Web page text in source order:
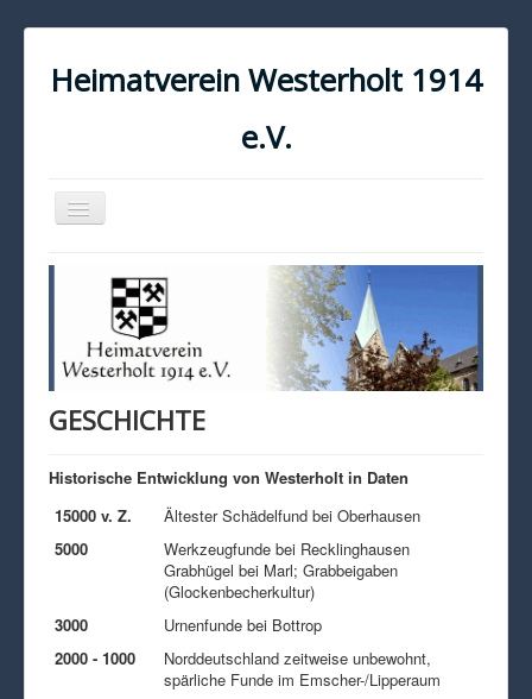
Heimatverein Westerholt 1914
e.V.
Navigation
an/aus
KONTAKT
IMPRESSUM
DATENSCHUTZ
GESCHICHTE
Historische Entwicklung von Westerholt in Daten
15000 v. Z.
Ältester Schädelfund bei Oberhausen
5000
Werkzeugfunde bei Recklinghausen
Grabhügel bei Marl; Grabbeigaben
(Glockenbecherkultur)
3000
Urnenfunde bei Bottrop
2000 - 1000
Norddeutschland zeitweise unbewohnt,
spärliche Funde im Emscher-/Lipperaum